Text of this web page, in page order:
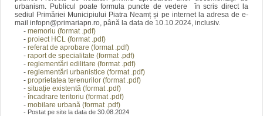
urbanism. Publicul poate formula puncte de vedere în scris direct la
sediul Primăriei Municipiului Piatra Neamț și pe internet la adresa de e-
mail infopn@primariapn.ro, până la data de 10.10.2024, inclusiv.
- memoriu (format .pdf)
- proiect HCL (format .pdf)
- referat de aprobare (format .pdf)
- raport de specialitate (format .pdf)
- reglementări edilitare (format .pdf)
- reglementări urbanistice (format .pdf)
- proprietatea terenurilor (format .pdf)
- situație existentă (format .pdf)
- încadrare teritoriu (format .pdf)
- mobilare urbană (format .pdf)
- Postat pe site la data de 30.08.2024